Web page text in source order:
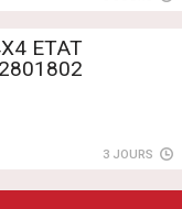
ETAT
3 JOURS